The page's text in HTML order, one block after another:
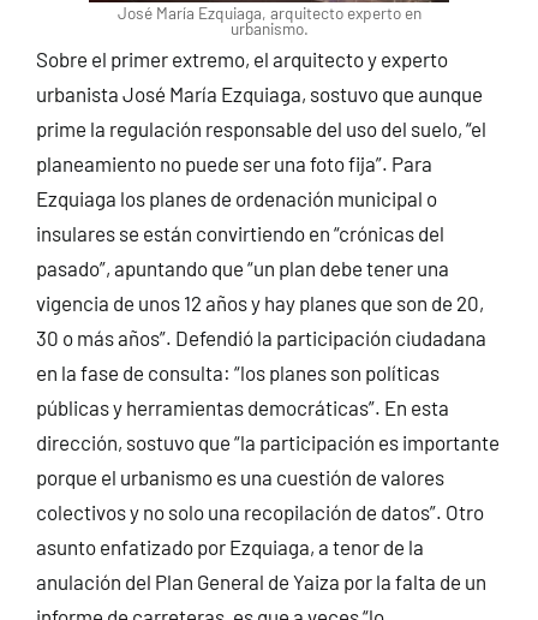
José María Ezquiaga, arquitecto experto en
urbanismo.
Sobre el primer extremo, el arquitecto y experto
urbanista José María Ezquiaga, sostuvo que aunque
prime la regulación responsable del uso del suelo, “el
planeamiento no puede ser una foto fija”. Para
Ezquiaga los planes de ordenación municipal o
insulares se están convirtiendo en “crónicas del
pasado”, apuntando que “un plan debe tener una
vigencia de unos 12 años y hay planes que son de 20,
30 o más años”. Defendió la participación ciudadana
en la fase de consulta: “los planes son políticas
públicas y herramientas democráticas”. En esta
dirección, sostuvo que “la participación es importante
porque el urbanismo es una cuestión de valores
colectivos y no solo una recopilación de datos”. Otro
asunto enfatizado por Ezquiaga, a tenor de la
anulación del Plan General de Yaiza por la falta de un